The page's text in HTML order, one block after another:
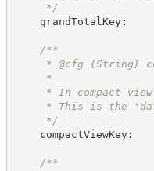
*/
grandTotalKey:
/**
* @cfg {String}
*
* In compact view
* This is the
*/
compactViewKey:
/**